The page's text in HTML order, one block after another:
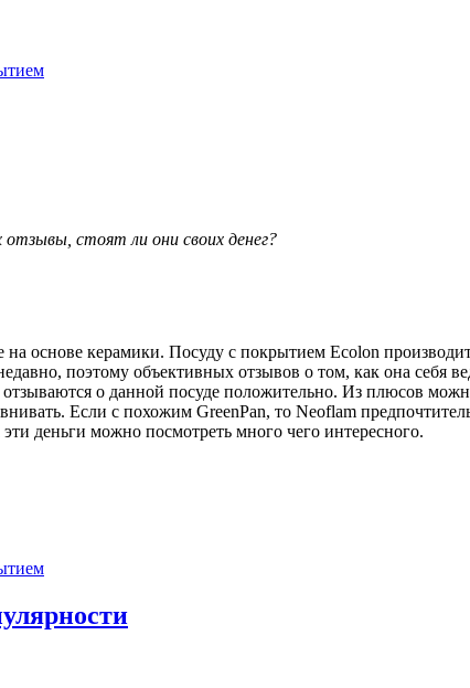
отзывы, стоят ли они своих денег?
основе керамики. Посуду с покрытием Ecolon
поэтому объективных отзывов о том, как она себя
о данной посуде положительно. Из плюсов
Если с похожим GreenPan, то Neoflam
деньги можно посмотреть много чего интересного.